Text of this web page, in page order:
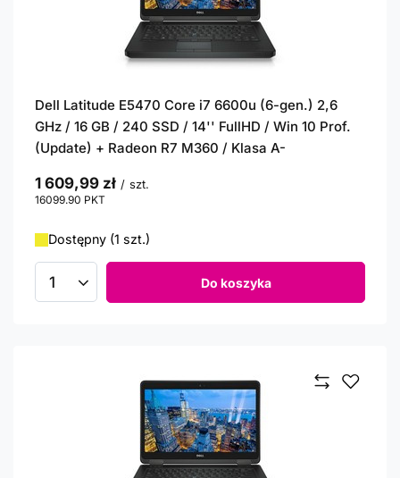
Dell Latitude E5470 Core i7 6600u (6-gen.) 2,6
GHz / 16 GB / 240 SSD / 14'' FullHD / Win 10 Prof.
(Update) + Radeon R7 M360 / Klasa A-
1 609,99 zł / szt.
16099.90 PKT
Dostępny (1 szt.)
Ilość produktów Do koszyka